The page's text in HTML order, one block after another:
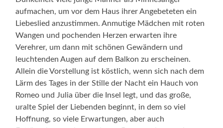
aufmachen, um vor dem Haus ihrer Angebeteten ein
Liebeslied anzustimmen. Anmutige Mädchen mit roten
Wangen und pochenden Herzen erwarten ihre
Verehrer, um dann mit schönen Gewändern und
leuchtenden Augen auf dem Balkon zu erscheinen.
Allein die Vorstellung ist köstlich, wenn sich nach dem
Lärm des Tages in der Stille der Nacht ein Hauch von
Romeo und Julia über die Insel legt, und das große,
uralte Spiel der Liebenden beginnt, in dem so viel
Hoffnung, so viele Erwartungen, aber auch